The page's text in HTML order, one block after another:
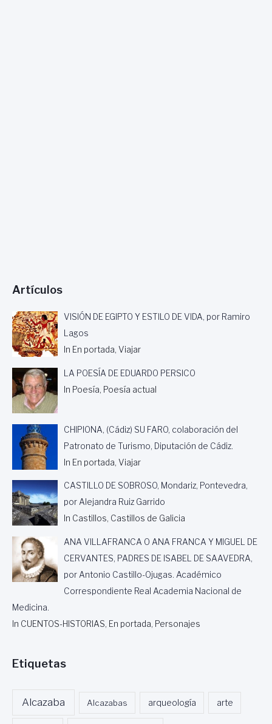
Artículos
VISIÓN DE EGIPTO Y ESTILO DE VIDA, por Ramiro
Lagos
In En portada, Viajar
LA POESÍA DE EDUARDO PERSICO
In Poesía, Poesía actual
CHIPIONA, (Cádiz) SU FARO, colaboración del
Patronato de Turismo, Diputación de Cádiz.
In En portada, Viajar
CASTILLO DE SOBROSO, Mondariz, Pontevedra,
por Alejandra Ruiz Garrido
In Castillos, Castillos de Galicia
ANA VILLAFRANCA O ANA FRANCA Y MIGUEL DE
CERVANTES, PADRES DE ISABEL DE SAAVEDRA,
por Antonio Castillo-Ojugas. Académico
Correspondiente Real Academia Nacional de
Medicina.
In CUENTOS-HISTORIAS, En portada, Personajes
Etiquetas
Alcazaba Alcazabas arqueología arte